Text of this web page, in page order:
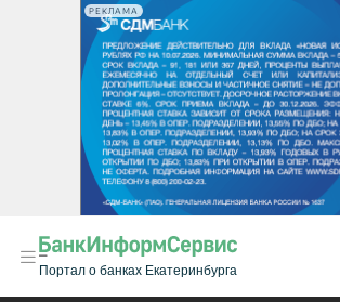
РЕКЛАМА
Портал о банках Екатеринбурга